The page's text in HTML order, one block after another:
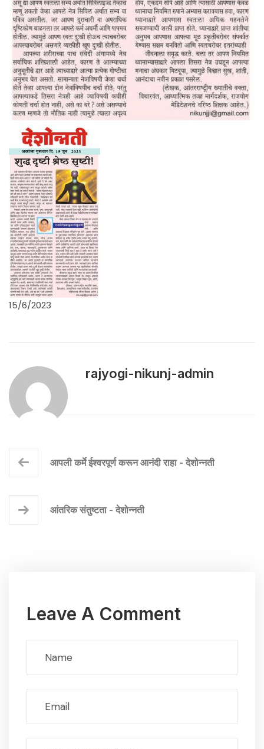
15/6/2023
rajyogi-nikunj-admin
आपली कर्मे ईश्वरपूर्ण करून आनंदी राहा - देशोन्नती
आंतरिक संतुष्टता - देशोन्नती
Leave A Comment